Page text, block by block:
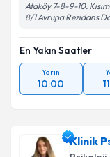
Ataköy 7-8-9-10.
8/1 Avrupa Rezidans
En Yakın Saatler
Yarın
10:00
Klinik